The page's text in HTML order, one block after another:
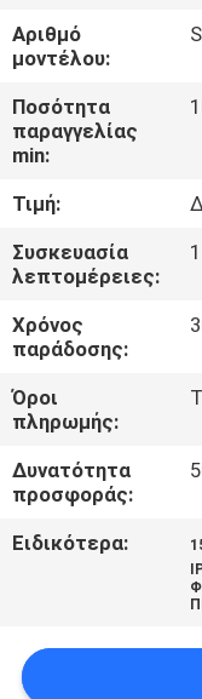
ΕΠΙΣΚΕΨΉ
ΈΛΕΓΧΟΣ
ΠΟΙΌΤΗΤΑΣ
ΜΑΖΊ
ΜΑΣ
ΕΙΔΉΣΕΙΣ
ΥΠΟΘΈΣΕΙΣ
Αριθμό
μοντέλου:
Ποσότητα
παραγγελίας
min:
Τιμή:
Συσκευασία
λεπτομέρειες:
Χρόνος
παράδοσης:
Όροι
πληρωμής:
Δυνατότητα
προσφοράς:
Ειδικότερα: